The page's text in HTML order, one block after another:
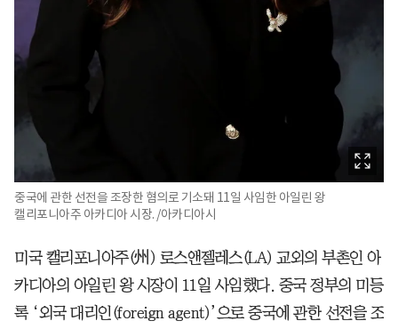
중국에 관한 선전을 조장한 혐의로 기소돼 11일 사임한 아일린 왕
캘리포니아주 아카디아 시장. /아카디아시
미국 캘리포니아주(州) 로스앤젤레스(LA) 교외의 부촌인 아
카디아의 아일린 왕 시장이 11일 사임했다. 중국 정부의 미등
록 ‘외국 대리인(foreign agent)’으로 중국에 관한 선전을 조